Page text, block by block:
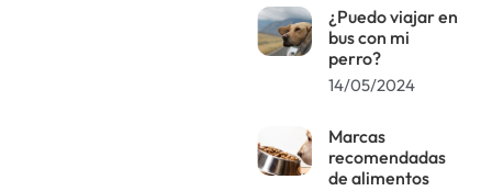
¿Puedo viajar en
bus con mi
perro?
14/05/2024
Marcas
recomendadas
de alimentos